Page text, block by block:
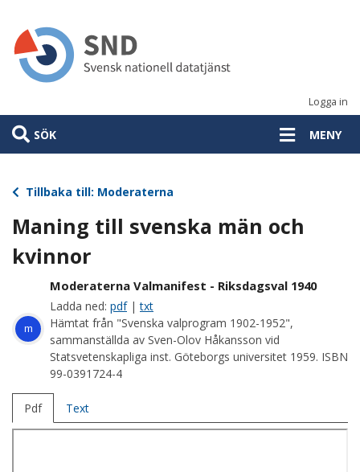
huvudinnehåll
Logga in
SÖK MENY
Tillbaka till: Moderaterna
Maning till svenska män och
kvinnor
m
Moderaterna Valmanifest - Riksdagsval 1940
Ladda ned: pdf|txt
Hämtat från "Svenska valprogram 1902-1952",
sammanställda av Sven-Olov Håkansson vid
Statsvetenskapliga inst. Göteborgs universitet 1959. ISBN
99-0391724-4
Pdf Text